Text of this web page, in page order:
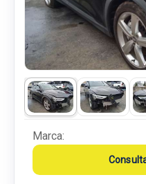
Marca: